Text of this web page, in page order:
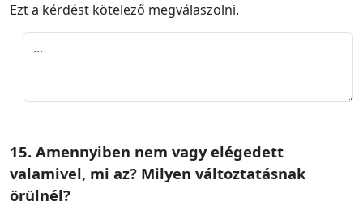
Ezt a kérdést kötelező megválaszolni.
15. Amennyiben nem vagy elégedett
valamivel, mi az? Milyen változtatásnak
örülnél?